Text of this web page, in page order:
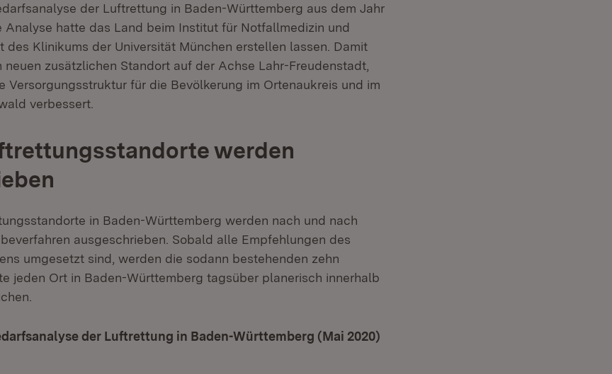
der Luftrettung in Baden-Württemberg aus dem Jahr
Analyse hatte das Land beim Institut für Notfallmedizin und
des Klinikums der Universität München erstellen lassen. Damit
zusätzlichen Standort auf der Achse Lahr-Freudenstadt,
Versorgungsstruktur für die Bevölkerung im Ortenaukreis und im
verbessert.
werden
in Baden-Württemberg werden nach und nach
ausgeschrieben. Sobald alle Empfehlungen des
umgesetzt sind, werden die sodann bestehenden zehn
jeden Ort in Baden-Württemberg tagsüber planerisch innerhalb
der Luftrettung in Baden-Württemberg (Mai 2020)